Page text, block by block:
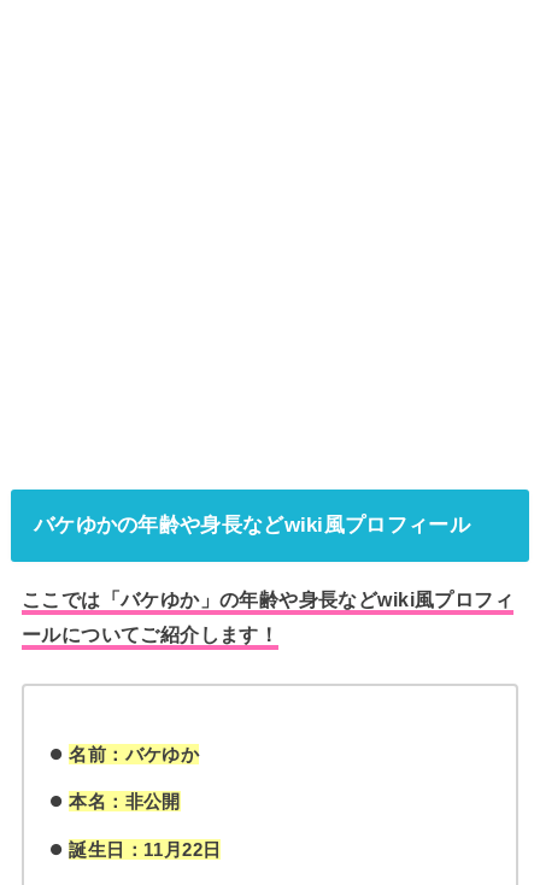
バケゆかの年齢や身長などwiki風プロフィール
ここでは「バケゆか」の年齢や身長などwiki風プロフィ
ールについてご紹介します！
名前：バケゆか
本名：非公開
誕生日：11月22日